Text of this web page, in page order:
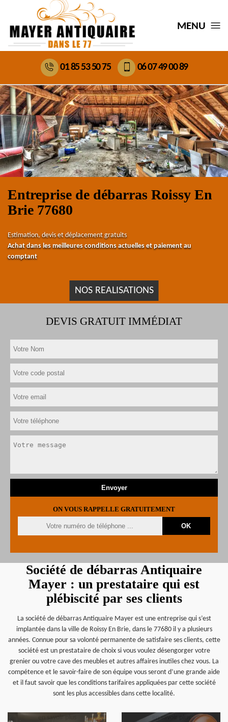
MENU
01 85 53 50 75 06 07 49 00 89
Entreprise de débarras Roissy En
Brie 77680
Estimation, devis et déplacement gratuits
Achat dans les meilleures conditions actuelles et paiement au
comptant
NOS REALISATIONS
DEVIS GRATUIT IMMÉDIAT
ON VOUS RAPPELLE GRATUITEMENT
Société de débarras Antiquaire
Mayer : un prestataire qui est
plébiscité par ses clients
La société de débarras Antiquaire Mayer est une entreprise qui s’est
implantée dans la ville de Roissy En Brie, dans le 77680 il y a plusieurs
années. Connue pour sa volonté permanente de satisfaire ses clients, cette
société est un prestataire de choix si vous voulez désengorger votre
grenier ou votre cave des meubles et autres affaires inutiles chez vous. La
compétence et le savoir-faire de son équipe vous seront d’une grande aide
et il faut savoir que les conditions tarifaires appliquées par cette société
sont les plus accessibles dans cette localité.
en savoir plus en savoir plus